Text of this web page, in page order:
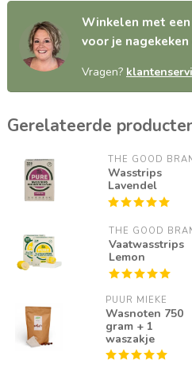
Winkelen met
voor je
Vragen?
Gerelateerde
THE GOOD
Wasstrips
Lavendel
THE GOOD
Vaatwasstrips
Lemon
PUUR MIEKE
Wasnoten 750
gram + 1
waszakje